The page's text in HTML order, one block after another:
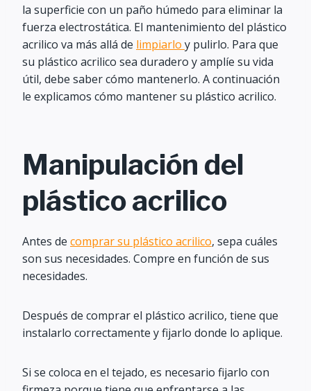
la superficie con un paño húmedo para eliminar la
fuerza electrostática. El mantenimiento del plástico
acrilico va más allá de limpiarlo y pulirlo. Para que
su plástico acrilico sea duradero y amplíe su vida
útil, debe saber cómo mantenerlo. A continuación
le explicamos cómo mantener su plástico acrilico.
Manipulación del
plástico acrilico
Antes de comprar su plástico acrilico, sepa cuáles
son sus necesidades. Compre en función de sus
necesidades.
Después de comprar el plástico acrilico, tiene que
instalarlo correctamente y fijarlo donde lo aplique.
Si se coloca en el tejado, es necesario fijarlo con